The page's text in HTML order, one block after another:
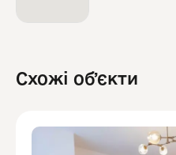
Схожі обʼєкти